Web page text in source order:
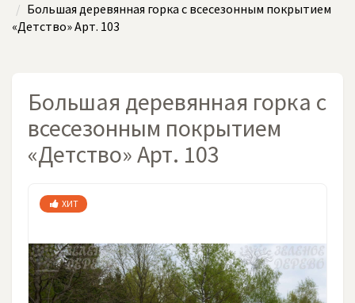
Большая деревянная горка с всесезонным покрытием
«Детство» Арт. 103
Большая деревянная горка с
всесезонным покрытием
«Детство» Арт. 103
ХИТ